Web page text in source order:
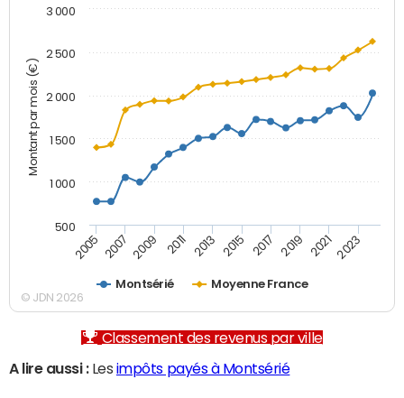
Montant par mois (€)
Montsérié Moyenne France
2005 2007 2009 2011 2013 2015 2017 2019 2021 2023
500
1 000
1 500
2 000
2 500
3 000
© JDN 2026
Classement des revenus par ville
A lire aussi :Les impôts payés à Montsérié